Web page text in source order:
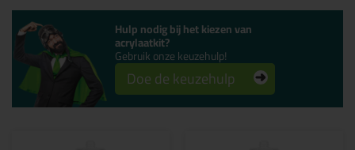
Hulp nodig bij het kiezen van
acrylaatkit?
Gebruik onze keuzehulp!
Doe de keuzehulp